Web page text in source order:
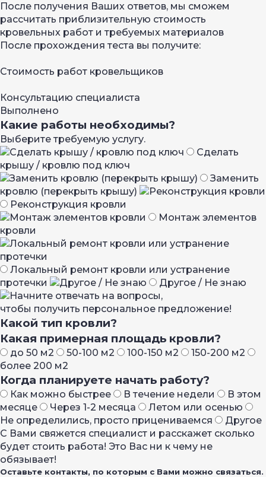
После получения Ваших ответов, мы сможем
рассчитать приблизительную стоимость
кровельных работ и требуемых материалов
После прохождения теста вы получите:
Стоимость работ кровельщиков
Консультацию специалиста
Выполнено
Какие работы необходимы?
Выберите требуемую услугу.
Сделать
крышу / кровлю под ключ
Заменить
кровлю (перекрыть крышу)
Реконструкция кровли
Монтаж элементов
кровли
Локальный ремонт кровли или устранение
протечки
Другое / Не знаю
Начните отвечать на вопросы,
чтобы получить персональное предложение!
Какой тип кровли?
Какая примерная площадь кровли?
до 50 м2 50-100 м2 100-150 м2
150-200 м2
более 200 м2
Когда планируете начать работу?
Как можно быстрее В течение недели
В этом
месяце
Через 1-2 месяца
Летом или осенью
Не определились, просто прицениваемся
Другое
С Вами свяжется специалист и расскажет сколько
будет стоить работа! Это Вас ни к чему не
обязывает!
Оставьте контакты, по которым с Вами можно связаться.